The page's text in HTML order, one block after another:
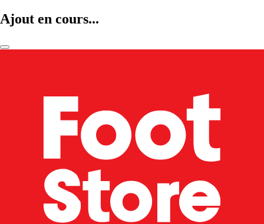
Ajout en cours...